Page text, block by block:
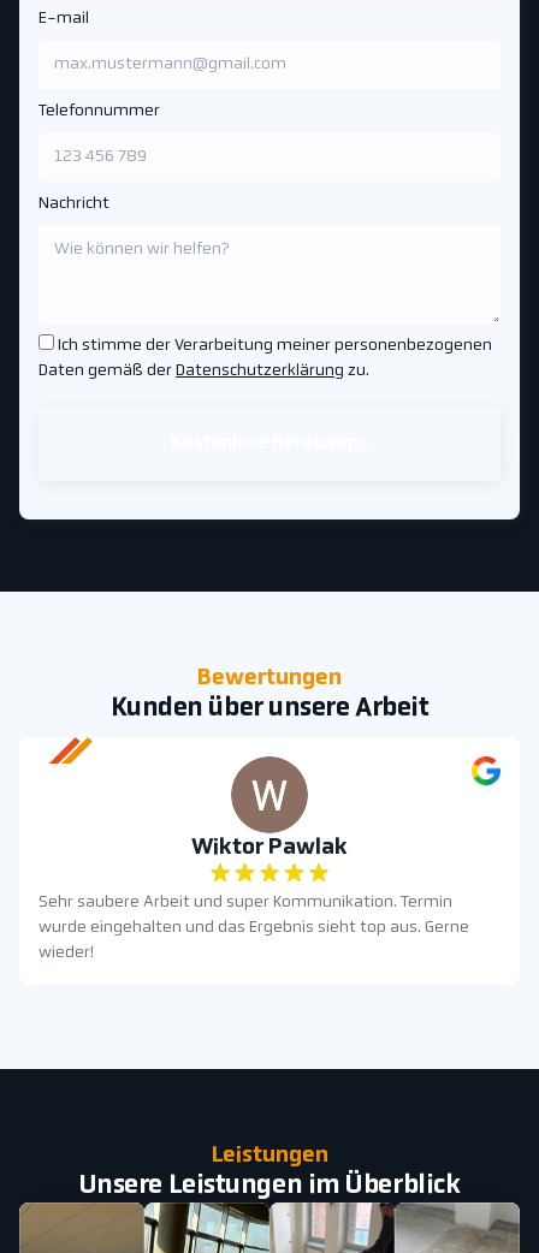
E-mail
Telefonnummer
Nachricht
Ich stimme der Verarbeitung meiner personenbezogenen
Daten gemäß der Datenschutzerklärung zu.
Bewertungen
Kunden über unsere Arbeit
Wiktor Pawlak
Sehr saubere Arbeit und super Kommunikation. Termin
wurde eingehalten und das Ergebnis sieht top aus. Gerne
wieder!
Leistungen
Unsere Leistungen im Überblick